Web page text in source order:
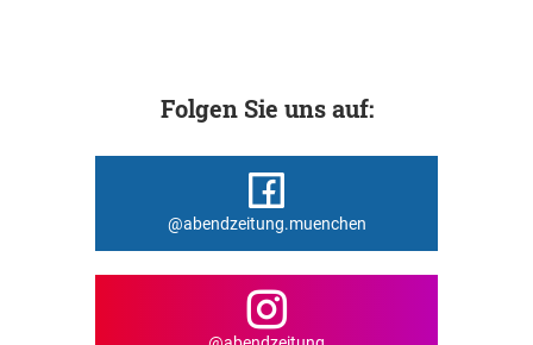
Folgen Sie uns auf:
@abendzeitung.muenchen